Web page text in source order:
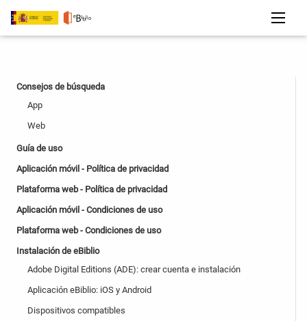
Consejos de búsqueda
App
Web
Guía de uso
Aplicación móvil - Política de privacidad
Plataforma web - Política de privacidad
Aplicación móvil - Condiciones de uso
Plataforma web - Condiciones de uso
Instalación de eBiblio
Adobe Digital Editions (ADE): crear cuenta e instalación
Aplicación eBiblio: iOS y Android
Dispositivos compatibles